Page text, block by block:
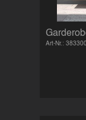
Art-Nr.: